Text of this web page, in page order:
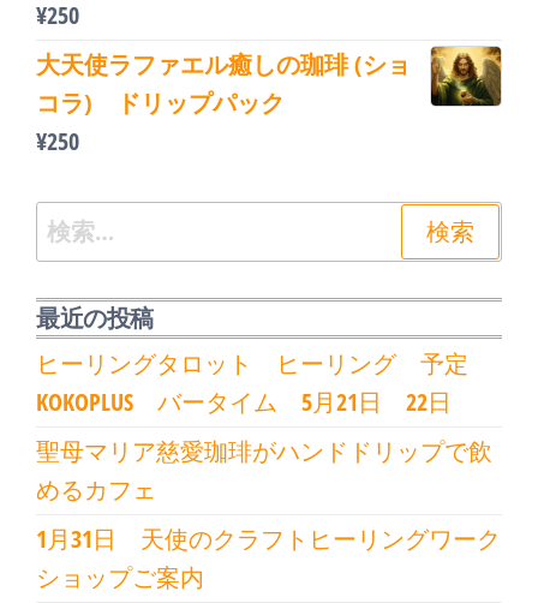
¥250
大天使ラファエル癒しの珈琲 (ショ
コラ) ドリップパック
¥250
検
索:
最近の投稿
ヒーリングタロット ヒーリング 予定
KOKOPLUS バータイム 5月21日 22日
聖母マリア慈愛珈琲がハンドドリップで飲
めるカフェ
1月31日 天使のクラフトヒーリングワーク
ショップご案内